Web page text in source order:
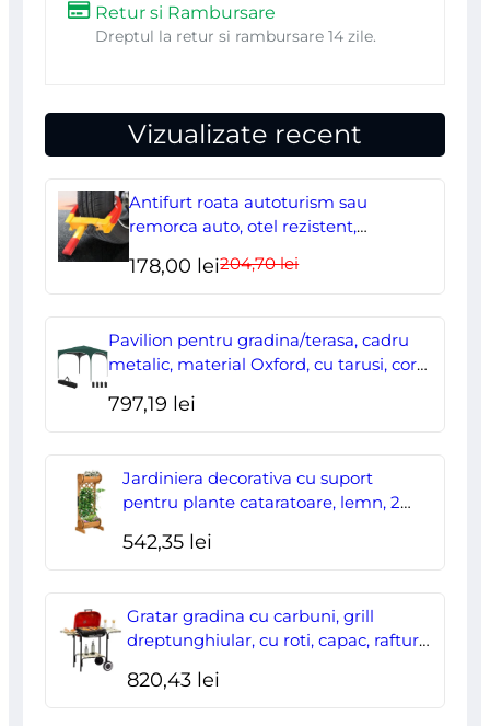
Retur si Rambursare
Dreptul la retur si rambursare 14 zile.
Vizualizate recent
Antifurt roata autoturism sau
remorca auto, otel rezistent,
204,70leiPrețul
a
fost:
178,00 lei
Prețul
este:
178,00 lei.
Pavilion pentru gradina/terasa, cadru
metalic, material Oxford, cu tarusi, corzi
2.95×2.95×2.55 m
797,19 lei
Jardiniera decorativa cu suport
pentru plante cataratoare, lemn, 2
542,35 lei
Gratar gradina cu carbuni, grill
dreptunghiular, cu roti, capac, rafturi,
820,43 lei